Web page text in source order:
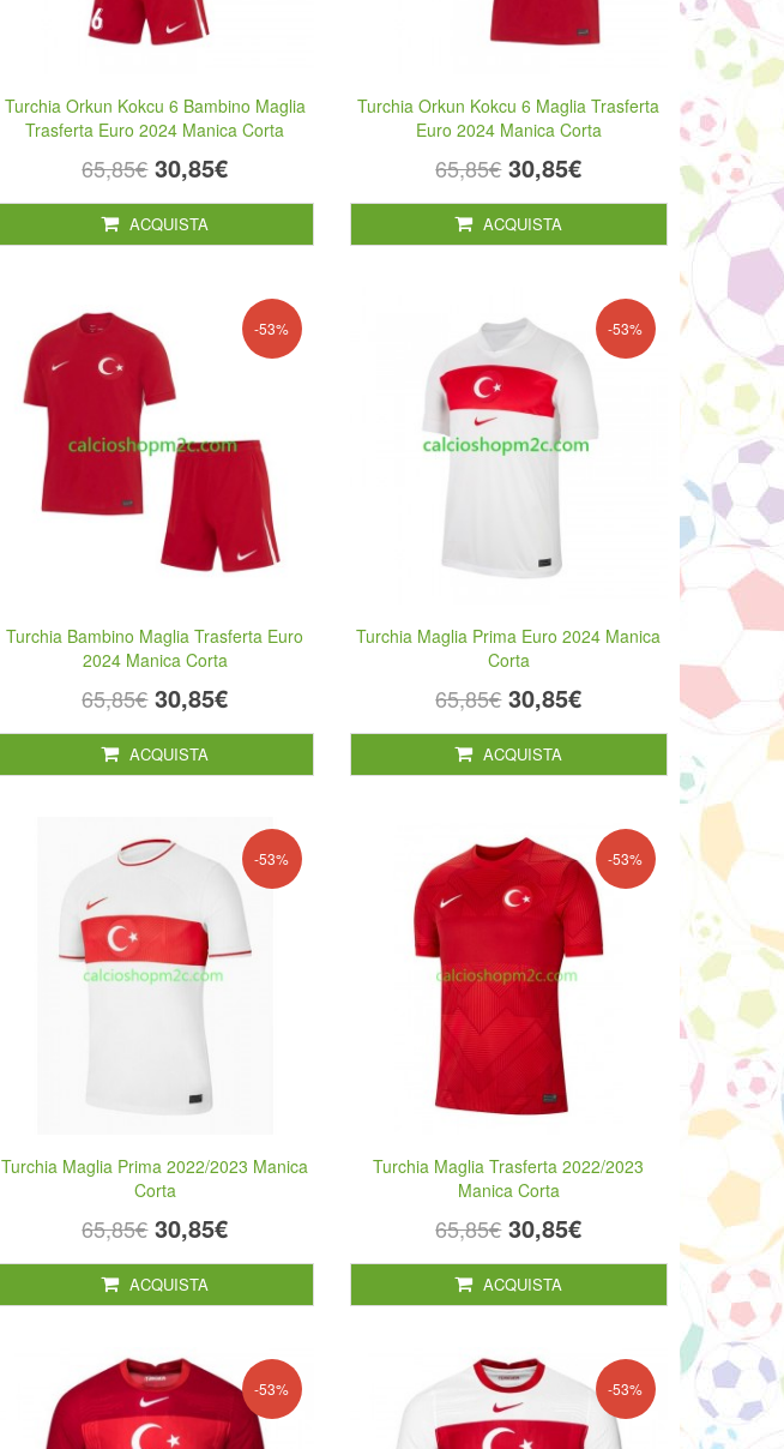
Turchia Orkun Kokcu 6 Bambino Maglia
Trasferta Euro 2024 Manica Corta
65,85€ 30,85€
ACQUISTA
Turchia Orkun Kokcu 6 Maglia Trasferta
Euro 2024 Manica Corta
65,85€ 30,85€
ACQUISTA
-53%
Turchia Bambino Maglia Trasferta Euro
2024 Manica Corta
65,85€ 30,85€
ACQUISTA
-53%
Turchia Maglia Prima Euro 2024 Manica
Corta
65,85€ 30,85€
ACQUISTA
-53%
Turchia Maglia Prima 2022/2023 Manica
Corta
65,85€ 30,85€
ACQUISTA
-53%
Turchia Maglia Trasferta 2022/2023
Manica Corta
65,85€ 30,85€
ACQUISTA
-53% -53%